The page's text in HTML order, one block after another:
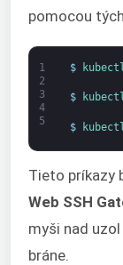
pomocou
1
2
3
4
5
$
$
$
Tieto príkazy
Web SSH
myši nad
bráne.